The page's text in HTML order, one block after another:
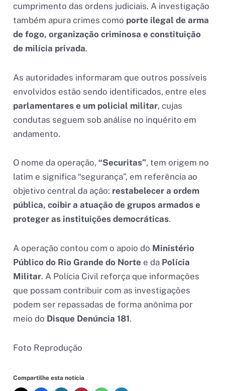
cumprimento das ordens judiciais. A investigação
também apura crimes como porte ilegal de arma
de fogo, organização criminosa e constituição
de milícia privada.
As autoridades informaram que outros possíveis
envolvidos estão sendo identificados, entre eles
parlamentares e um policial militar, cujas
condutas seguem sob análise no inquérito em
andamento.
O nome da operação,“Securitas”, tem origem no
latim e significa “segurança”, em referência ao
objetivo central da ação: restabelecer a ordem
pública, coibir a atuação de grupos armados e
proteger as instituições democráticas.
A operação contou com o apoio do Ministério
Público do Rio Grande do Norte e da Polícia
Militar. A Polícia Civil reforça que informações
que possam contribuir com as investigações
podem ser repassadas de forma anônima por
meio do Disque Denúncia 181.
Foto Reprodução
Compartilhe esta notícia